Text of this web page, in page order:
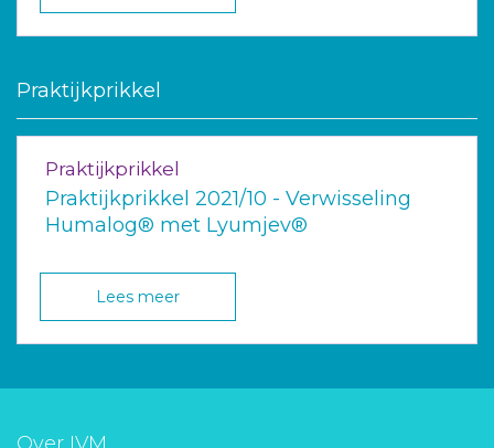
Praktijkprikkel
Praktijkprikkel
Praktijkprikkel 2021/10 - Verwisseling
Humalog® met Lyumjev®
Lees meer